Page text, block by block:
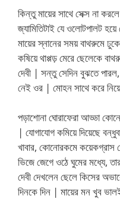
কিন্তু মায়ের সাথে সেক্স না
জ্যামিতিটাই যে ওলোটপালট
মায়ের স্নানের সময় বাথরুমে
কষিয়ে থাপ্পড় মেরে ছেলেকে
দেবী | সন্তু সেদিন বুঝতে
নেই ওর | মোহন সাথে করে
পড়াশোনা ঘোরাফেরা আড্ডা
| যোগাযোগ কমিয়ে দিয়েছে
খাবার, কোনোরকমে কয়েকগ্রাস
ভিজে জেগে ওঠে ঘুমের মধ্যে,
দেবী দেখলেন ছেলে কিসের
দিনকে দিন | মায়ের মন খুব